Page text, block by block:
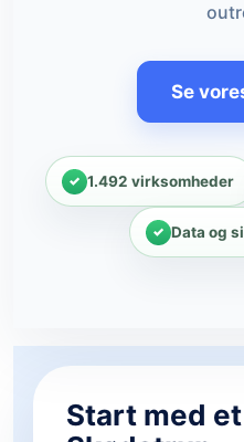
Se
1.492 virksomheder
Data og
Start med